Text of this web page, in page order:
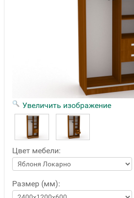
Увеличить изображение
Цвет мебели:
Размер (мм):